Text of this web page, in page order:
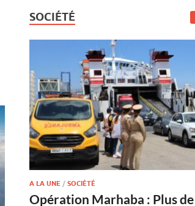
SOCIÉTÉ
A LA UNE /SOCIÉTÉ
Opération Marhaba : Plus